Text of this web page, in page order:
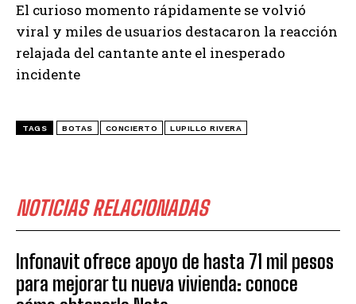
El curioso momento rápidamente se volvió
viral y miles de usuarios destacaron la reacción
relajada del cantante ante el inesperado
incidente
TAGS BOTAS CONCIERTO LUPILLO RIVERA
NOTICIAS RELACIONADAS
Infonavit ofrece apoyo de hasta 71 mil pesos
para mejorar tu nueva vivienda: conoce